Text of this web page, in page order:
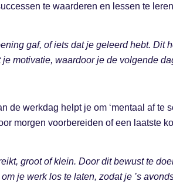
te waarderen en lessen te
gaf, of iets dat je geleerd hebt. Dit
motivatie, waardoor je de volgende
werkdag helpt je om ‘mentaal af te
morgen voorbereiden of een laatste
groot of klein. Door dit bewust te
je werk los te laten, zodat je ’s